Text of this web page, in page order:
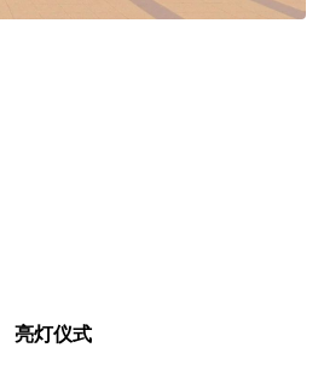
亮灯仪式